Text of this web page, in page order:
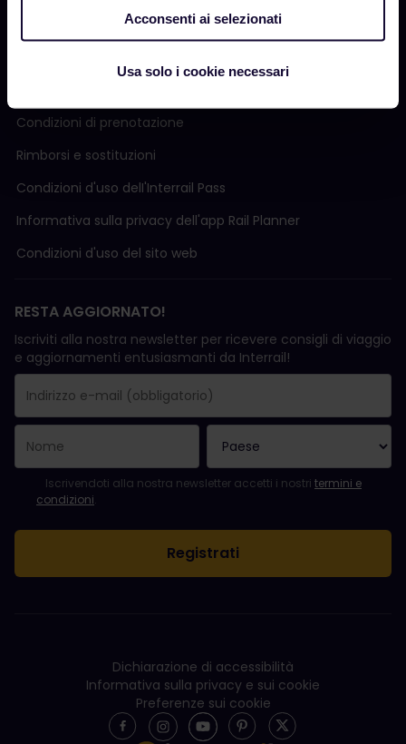
Acconsenti ai selezionati
Usa solo i cookie necessari
Condizioni di prenotazione
Rimborsi e sostituzioni
Condizioni d'uso delI'Interrail Pass
Informativa sulla privacy dell'app Rail Planner
Condizioni d'uso del sito web
RESTA AGGIORNATO!
Iscriviti alla nostra newsletter per ricevere consigli di viaggio
e aggiornamenti entusiasmanti da Interrail!
La registrazione è avvenuta con successo.
Il campo "Indirizzo e-mail" è obbligatorio.
L'indirizzo e-mail non è valido.
Si è verificato un errore durante l'iscrizione alla newsletter.
Sei già iscritto a questa newsletter!
Per iscriversi alla newsletter, accettare i termini e le condizioni.
Iscrivendoti alla nostra newsletter accetti i nostri termini e
condizioni.
Dichiarazione di accessibilità
Informativa sulla privacy e sui cookie
Preferenze sui cookie